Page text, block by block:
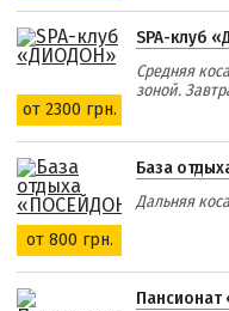
от 2300 грн.
SPA-клуб
Средняя
зоной.
от 800 грн.
База
Дальняя